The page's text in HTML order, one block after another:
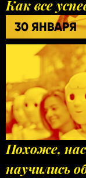
Как все
30 ЯНВАРЯ
Похоже,
научились